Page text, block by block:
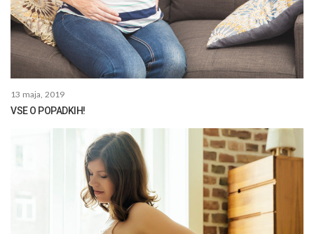
13 maja, 2019
VSE O POPADKIH!